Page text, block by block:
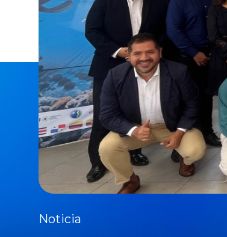
Noticia